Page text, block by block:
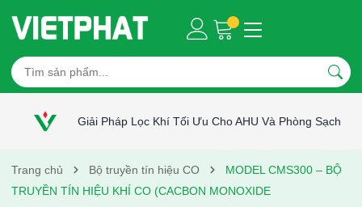
Giải Pháp Lọc Khí Tối Ưu Cho AHU Và Phòng Sạch
Trang chủ Bộ truyền tín hiệu CO
MODEL CMS300 – BỘ
TRUYỀN TÍN HIỆU KHÍ CO (CACBON MONOXIDE